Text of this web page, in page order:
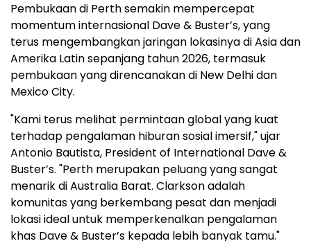
Pembukaan di Perth semakin mempercepat
momentum internasional Dave & Buster’s, yang
terus mengembangkan jaringan lokasinya di Asia dan
Amerika Latin sepanjang tahun 2026, termasuk
pembukaan yang direncanakan di New Delhi dan
Mexico City.
"Kami terus melihat permintaan global yang kuat
terhadap pengalaman hiburan sosial imersif," ujar
Antonio Bautista, President of International Dave &
Buster’s. "Perth merupakan peluang yang sangat
menarik di Australia Barat. Clarkson adalah
komunitas yang berkembang pesat dan menjadi
lokasi ideal untuk memperkenalkan pengalaman
khas Dave & Buster’s kepada lebih banyak tamu."